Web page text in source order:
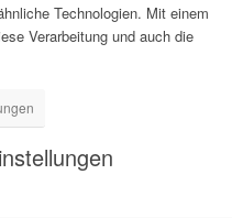
Technologien. Mit einem
Verarbeitung und auch die